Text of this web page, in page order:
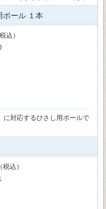
ポール １本
込）
に対応するひさし用ポールで
込）